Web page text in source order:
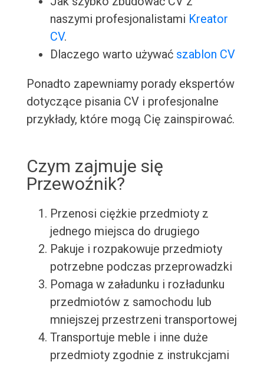
naszymi profesjonalistami Kreator
CV.
Dlaczego warto używać szablon CV
Ponadto zapewniamy porady ekspertów
dotyczące pisania CV i profesjonalne
przykłady, które mogą Cię zainspirować.
Czym zajmuje się
Przewoźnik?
Przenosi ciężkie przedmioty z
jednego miejsca do drugiego
Pakuje i rozpakowuje przedmioty
potrzebne podczas przeprowadzki
Pomaga w załadunku i rozładunku
przedmiotów z samochodu lub
mniejszej przestrzeni transportowej
Transportuje meble i inne duże
przedmioty zgodnie z instrukcjami